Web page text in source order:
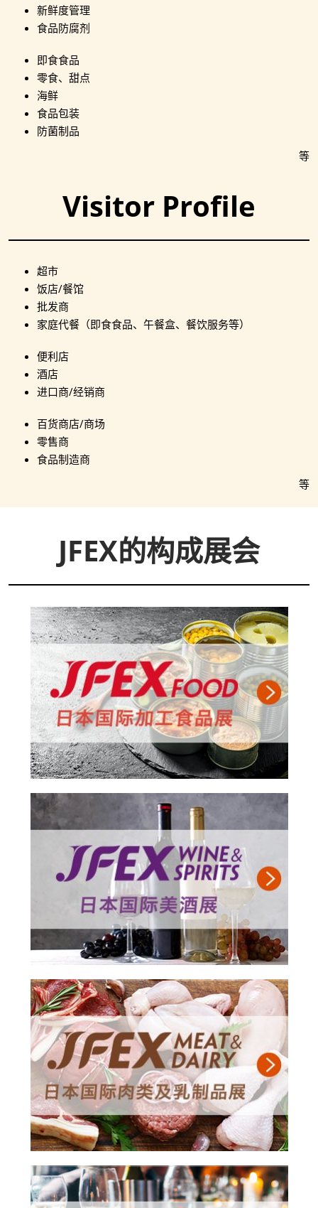
新鲜度管理
食品防腐剂
即食食品
零食、甜点
海鲜
食品包装
防菌制品
等
Visitor Profile
超市
饭店/餐馆
批发商
家庭代餐（即食食品、午餐盒、餐饮服务等）
便利店
酒店
进口商/经销商
百货商店/商场
零售商
食品制造商
等
JFEX的构成展会